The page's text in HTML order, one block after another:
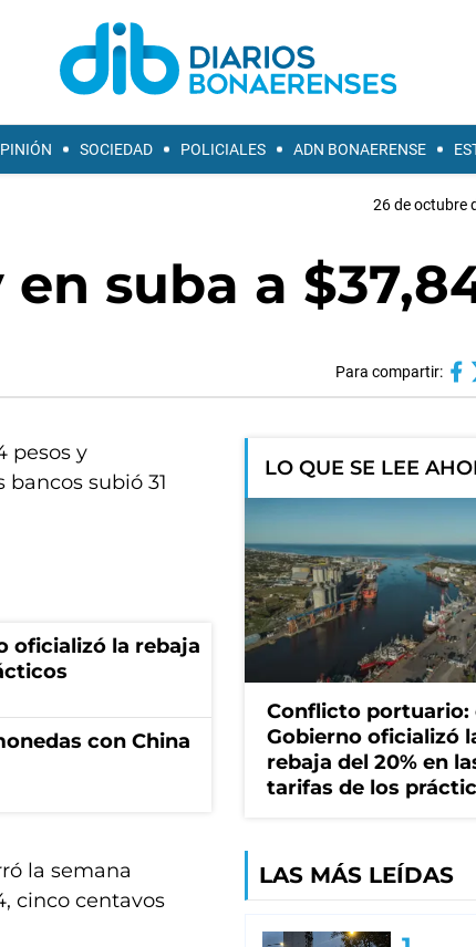
SOCIEDAD POLICIALES ADN BONAERENSE
26 de octubre
suba a
Para compartir:
pesos y
subió 31
oficializó la rebaja
con China
la semana
cinco centavos
LO QUE SE LEE
Conflicto portuario:
Gobierno oficializó
rebaja del 20% en
tarifas de los
LAS MÁS LEÍDAS